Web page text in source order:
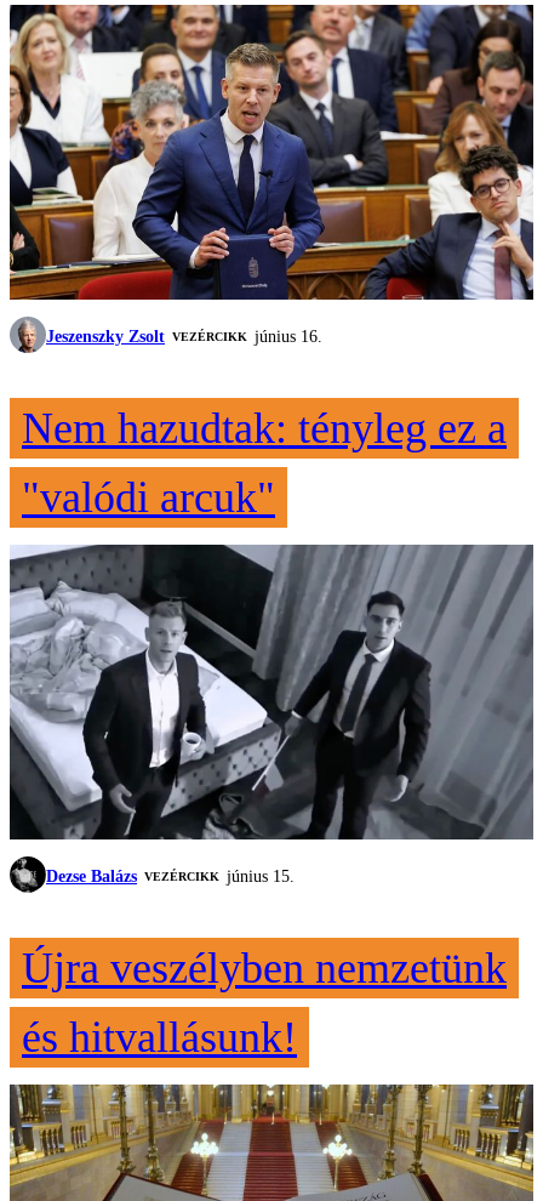
Jeszenszky Zsolt VEZÉRCIKK június 16.
Nem hazudtak: tényleg ez a
"valódi arcuk"
Dezse Balázs VEZÉRCIKK június 15.
Újra veszélyben nemzetünk
és hitvallásunk!